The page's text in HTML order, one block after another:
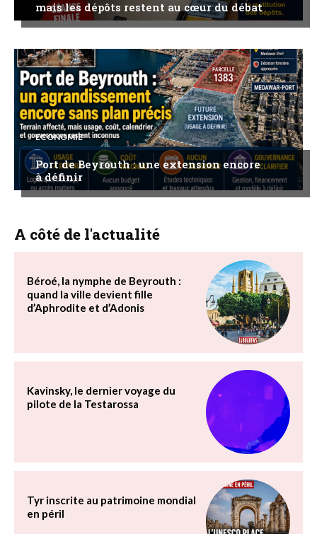
mais les dépôts restent au cœur du débat
ECONOMIE
Port de Beyrouth : une extension encore
à définir
A côté de l'actualité
Béroé, la nymphe de Beyrouth :
quand la ville devient fille
d’Aphrodite et d’Adonis
Kavinsky, le dernier voyage du
pilote de la Testarossa
Tyr inscrite au patrimoine mondial
en péril